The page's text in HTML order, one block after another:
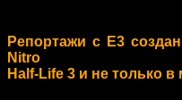
Репортажи с Е3
Nitro
Half-Life 3 и не только